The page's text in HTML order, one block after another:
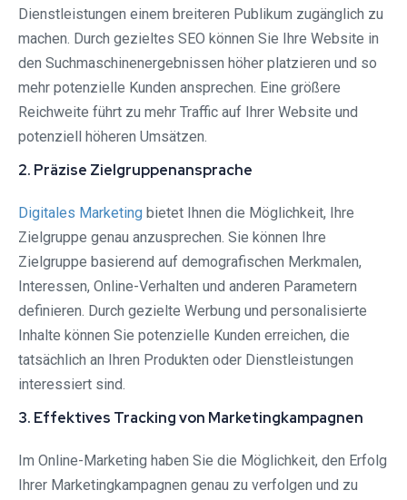
Dienstleistungen einem breiteren Publikum zugänglich zu
machen. Durch gezieltes SEO können Sie Ihre Website in
den Suchmaschinenergebnissen höher platzieren und so
mehr potenzielle Kunden ansprechen. Eine größere
Reichweite führt zu mehr Traffic auf Ihrer Website und
potenziell höheren Umsätzen.
2. Präzise Zielgruppenansprache
Digitales Marketing bietet Ihnen die Möglichkeit, Ihre
Zielgruppe genau anzusprechen. Sie können Ihre
Zielgruppe basierend auf demografischen Merkmalen,
Interessen, Online-Verhalten und anderen Parametern
definieren. Durch gezielte Werbung und personalisierte
Inhalte können Sie potenzielle Kunden erreichen, die
tatsächlich an Ihren Produkten oder Dienstleistungen
interessiert sind.
3. Effektives Tracking von Marketingkampagnen
Im Online-Marketing haben Sie die Möglichkeit, den Erfolg
Ihrer Marketingkampagnen genau zu verfolgen und zu